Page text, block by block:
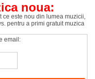
noua:
ce este nou din lumea muzicii,
pentru a primi gratuit muzica
email: